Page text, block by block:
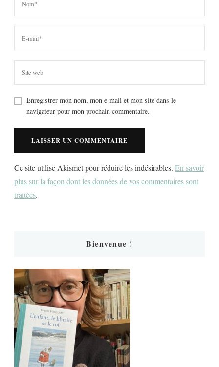
Enregistrer mon nom, mon e-mail et mon site dans le
navigateur pour mon prochain commentaire.
Ce site utilise Akismet pour réduire les indésirables. En savoir
plus sur la façon dont les données de vos commentaires sont
traitées.
Bienvenue !